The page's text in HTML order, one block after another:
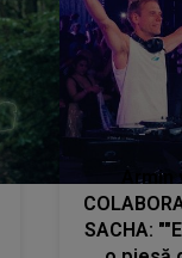
SACHA: